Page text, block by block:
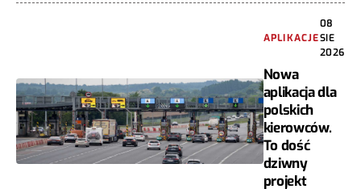
APLIKACJE
08
SIE
2026
Nowa
aplikacja dla
polskich
kierowców.
To dość
dziwny
projekt